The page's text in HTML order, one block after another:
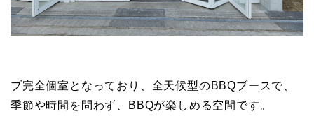
ブ完全個室となっており、全天候型のBBQブースで、
季節や時間を問わず、BBQが楽しめる空間です。